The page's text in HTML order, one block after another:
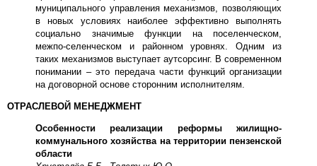
муниципального управления механизмов, позволяющих
в новых условиях наиболее эффективно выполнять
социально значимые функции на поселенческом,
межпо-селенческом и районном уровнях. Одним из
таких механизмов выступает аутсорсинг. В современном
понимании – это передача части функций организации
на договорной основе сторонним исполнителям.
ОТРАСЛЕВОЙ МЕНЕДЖМЕНТ
Особенности реализации реформы жилищно-
коммунального хозяйства на территории пензенской
области